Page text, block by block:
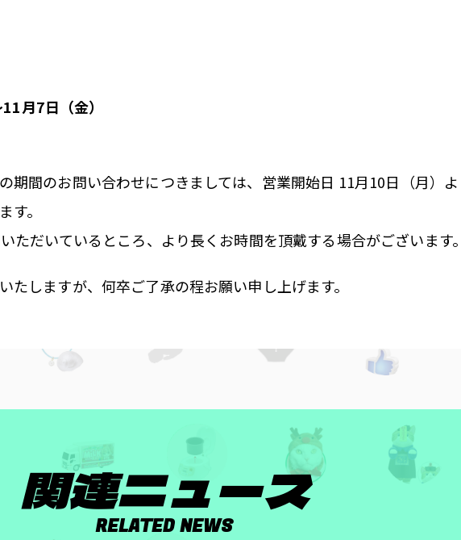
月7日（金）
期間のお問い合わせにつきましては、営業開始日 11月10日（月）よ
す。
ただいているところ、より長くお時間を頂戴する場合がございます。
たしますが、何卒ご了承の程お願い申し上げます。
関連ニュース
RELATED NEWS